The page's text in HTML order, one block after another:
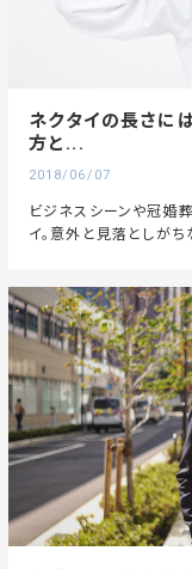
ネクタイの長さに
方と...
2018/06/07
ビジネスシーンや冠婚
イ。意外と見落としが